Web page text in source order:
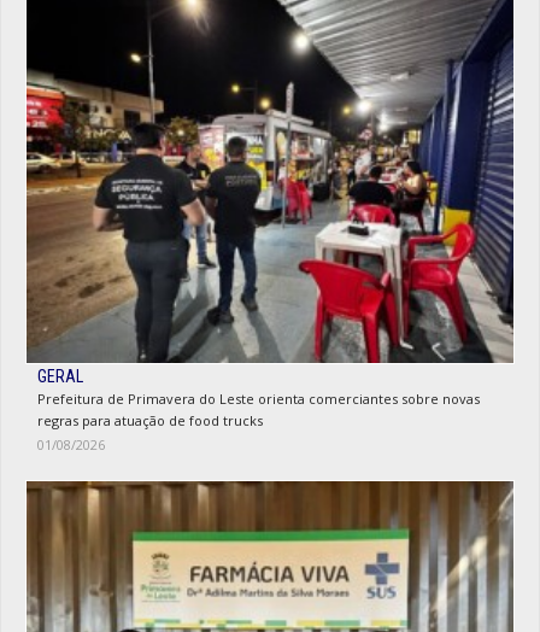
GERAL
Prefeitura de Primavera do Leste orienta comerciantes sobre novas
regras para atuação de food trucks
01/08/2026